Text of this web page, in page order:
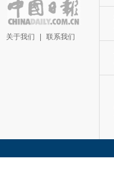
关于我们 联系我们